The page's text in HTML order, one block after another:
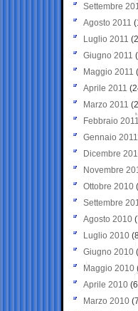
Settembre
Agosto 2011
Luglio 2011
Giugno 2011
Maggio 2011
Aprile 2011
Marzo 2011
Febbraio 2011
Gennaio 2011
Dicembre
Novembre
Ottobre 2010
Settembre
Agosto 2010
Luglio 2010
Giugno 2010
Maggio 2010
Aprile 2010
Marzo 2010